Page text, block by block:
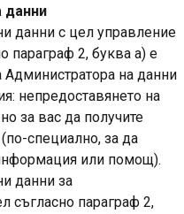
данни
данни с цел управление
параграф 2, буква а) е
на данни
непредоставянето на
за вас да получите
специално, за да
или помощ).
данни за
съгласно параграф 2,